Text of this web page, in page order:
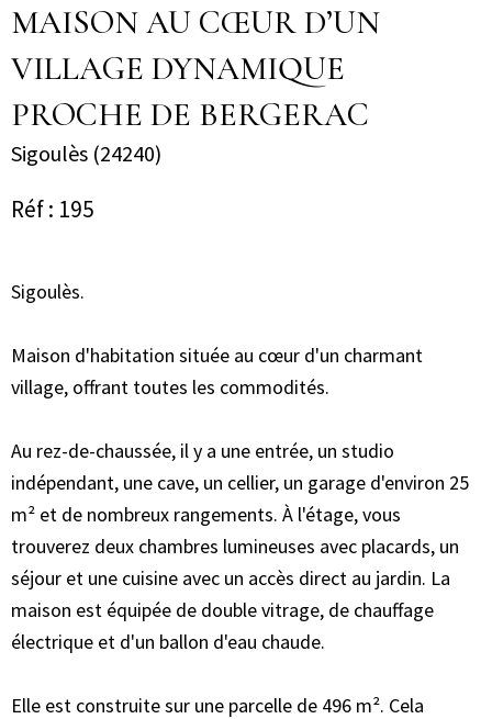
MAISON AU CŒUR D’UN
VILLAGE DYNAMIQUE
PROCHE DE BERGERAC
Sigoulès (24240)
Réf : 195
Sigoulès.
Maison d'habitation située au cœur d'un charmant
village, offrant toutes les commodités.
Au rez-de-chaussée, il y a une entrée, un studio
indépendant, une cave, un cellier, un garage d'environ 25
m² et de nombreux rangements. À l'étage, vous
trouverez deux chambres lumineuses avec placards, un
séjour et une cuisine avec un accès direct au jardin. La
maison est équipée de double vitrage, de chauffage
électrique et d'un ballon d'eau chaude.
Elle est construite sur une parcelle de 496 m². Cela